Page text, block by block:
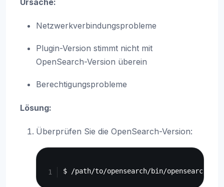
Ursache:
Netzwerkverbindungsprobleme
Plugin-Version stimmt nicht mit
OpenSearch-Version überein
Berechtigungsprobleme
Lösung:
Überprüfen Sie die OpenSearch-Version: